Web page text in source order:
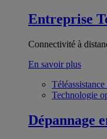
Entreprise
Connectivité à
En savoir plus
Technologie
Dépannage